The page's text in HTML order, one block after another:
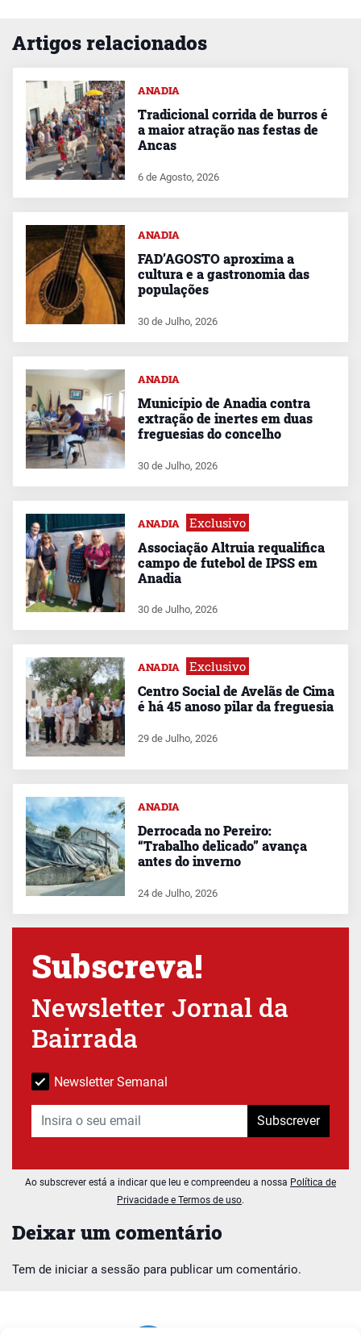
Artigos relacionados
Deixar um comentário
Tem de iniciar a sessão para publicar um comentário.
ANADIA
Tradicional corrida de burros é
a maior atração nas festas de
Ancas
6 de Agosto, 2026
ANADIA
FAD’AGOSTO aproxima a
cultura e a gastronomia das
populações
30 de Julho, 2026
ANADIA
Município de Anadia contra
extração de inertes em duas
freguesias do concelho
30 de Julho, 2026
ANADIA Exclusivo
Associação Altruia requalifica
campo de futebol de IPSS em
Anadia
30 de Julho, 2026
ANADIA Exclusivo
Centro Social de Avelãs de Cima
é há 45 anoso pilar da freguesia
29 de Julho, 2026
ANADIA
Derrocada no Pereiro:
“Trabalho delicado” avança
antes do inverno
24 de Julho, 2026
Subscreva!
Newsletter Jornal da
Bairrada
Newsletter Semanal
Subscrever
Ao subscrever está a indicar que leu e compreendeu a nossa Política de
Privacidade e Termos de uso.